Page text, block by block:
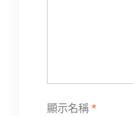
顯示名稱 *